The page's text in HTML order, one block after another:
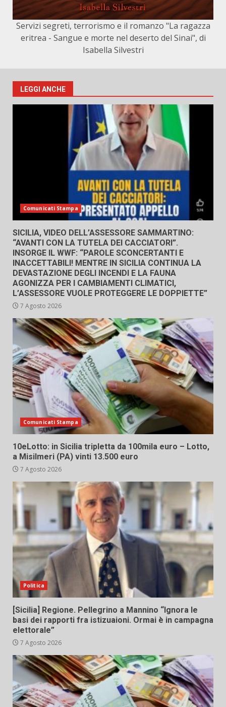
Servizi segreti, terrorismo e il romanzo "La ragazza
eritrea - Sangue e morte nel deserto del Sinai", di
Isabella Silvestri
LEGGI ANCHE
Comunicati Stampa
SICILIA, VIDEO DELL’ASSESSORE SAMMARTINO:
“AVANTI CON LA TUTELA DEI CACCIATORI”.
INSORGE IL WWF: “PAROLE SCONCERTANTI E
INACCETTABILI! MENTRE IN SICILIA CONTINUA LA
DEVASTAZIONE DEGLI INCENDI E LA FAUNA
AGONIZZA PER I CAMBIAMENTI CLIMATICI,
L’ASSESSORE VUOLE PROTEGGERE LE DOPPIETTE”
7 Agosto 2026
Comunicati Stampa
10eLotto: in Sicilia tripletta da 100mila euro – Lotto,
a Misilmeri (PA) vinti 13.500 euro
7 Agosto 2026
Politica
[Sicilia] Regione. Pellegrino a Mannino “Ignora le
basi dei rapporti fra istizuaioni. Ormai è in campagna
elettorale”
7 Agosto 2026